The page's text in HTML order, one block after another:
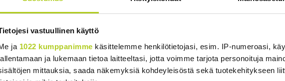
vastuullinen käyttö
ja 1022 kumppanimme käsittelemme henkilötietojasi, esim. IP-numeroasi,
ja lukemaan tietoa laitteeltasi, jotta voimme tarjota personoituja
mittauksia, saada näkemyksiä kohdeyleisöstä sekä tuotekehitykseen